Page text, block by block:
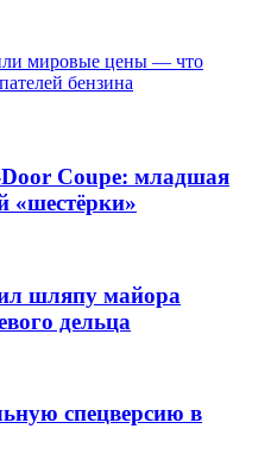
мировые цены — что
бензина
Coupe: младшая
«шестёрки»
шляпу майора
дельца
спецверсию в